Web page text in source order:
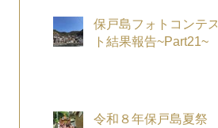
保戸島フォトコンテス
ト結果報告~Part21~
令和８年保戸島夏祭